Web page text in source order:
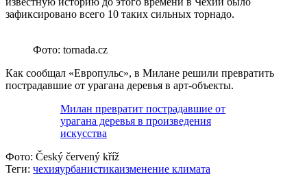
зафиксировано всего 10 таких сильных торнадо.
Фото: tornada.cz
Как сообщал «Европульс», в Милане решили превратить
пострадавшие от урагана деревья в арт-объекты.
Милан превратит пострадавшие от
урагана деревья в произведения
искусства
Фото: Český červený kříž
Теги: чехияурбанистикаизменение климата